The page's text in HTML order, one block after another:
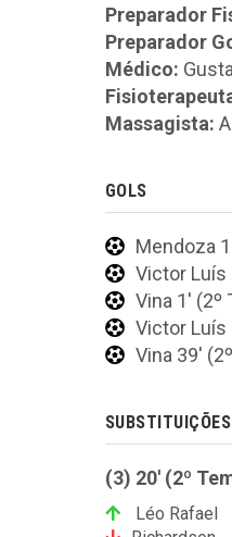
Preparador
Preparador
Médico:
Massagista:
GOLS
Mendoza
Victor Luís
Vina 1' (2º
Victor Luís
Vina 39'
SUBSTITUIÇÕES
(3) 20' (2º
Léo Rafael